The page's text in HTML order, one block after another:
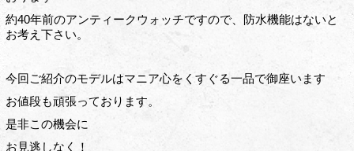
約40年前のアンティークウォッチですので、防水機能はないと
お考え下さい。
今回ご紹介のモデルはマニア心をくすぐる一品で御座います
お値段も頑張っております。
是非この機会に
お見逃しなく！